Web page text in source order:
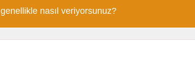
nasıl veriyorsunuz?